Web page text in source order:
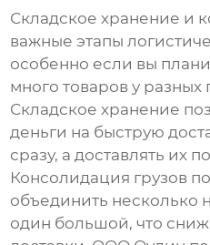
Складское хранение и
важные этапы
особенно если вы
много товаров у разных
Складское хранение
деньги на быструю
сразу, а доставлять их
Консолидация грузов
объединить несколько
один большой, что